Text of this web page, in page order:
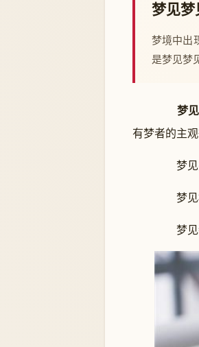
梦见梦
梦境中出
是梦见梦
梦
有梦者的主
梦见买
梦见杯
梦见装